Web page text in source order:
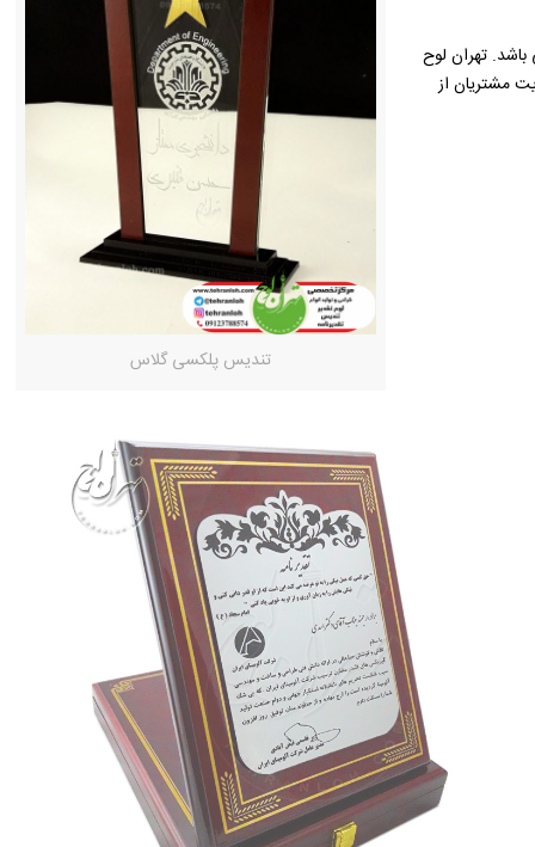
تهران لوح
مشتریان از
تندیس پلکسی گلاس